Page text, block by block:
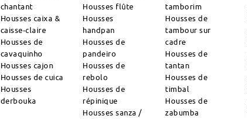
chantant
Housses caixa &
caisse-claire
Housses de
cavaquinho
Housses cajon
Housses de cuica
Housses
derbouka
Housses flûte
Housses
handpan
Housses de
pandeiro
Housses de
rebolo
Housses de
répinique
Housses sanza /
tamborim
Housses de
tambour sur
cadre
Housses de
tantan
Housses de
timbal
Housses de
zabumba